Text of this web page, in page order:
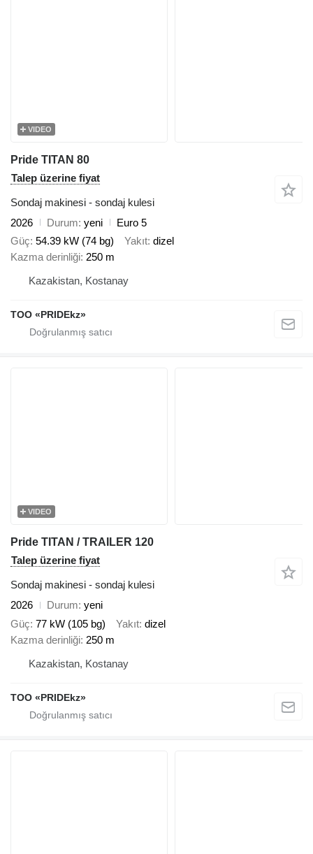
VIDEO
Pride TITAN 80
Talep üzerine fiyat
Sondaj makinesi - sondaj kulesi
2026
Durum yeni
Euro 5
Güç 54.39 kW (74 bg) Yakıt dizel
Kazma derinliği 250 m
Kazakistan, Kostanay
TOO «PRIDEkz»
VIDEO
Pride TITAN / TRAILER 120
Talep üzerine fiyat
Sondaj makinesi - sondaj kulesi
2026
Durum yeni
Güç 77 kW (105 bg) Yakıt dizel
Kazma derinliği 250 m
Kazakistan, Kostanay
TOO «PRIDEkz»